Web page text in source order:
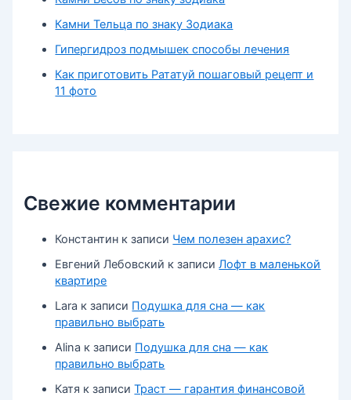
Камни Тельца по знаку Зодиака
Гипергидроз подмышек способы лечения
Как приготовить Рататуй пошаговый рецепт и
11 фото
Свежие комментарии
Константин к записи Чем полезен арахис?
Евгений Лебовский к записиЛофт в маленькой
квартире
Lara к записи Подушка для сна — как
правильно выбрать
Alina к записи Подушка для сна — как
правильно выбрать
Катя к записиТраст — гарантия финансовой